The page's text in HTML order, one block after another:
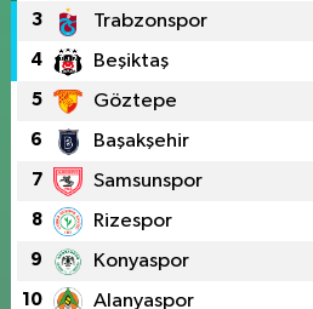
3 Trabzonspor
4 Beşiktaş
5 Göztepe
6 Başakşehir
7 Samsunspor
8 Rizespor
9 Konyaspor
10 Alanyaspor